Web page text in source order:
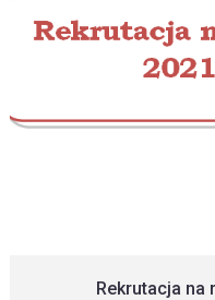
Rekrutacja na